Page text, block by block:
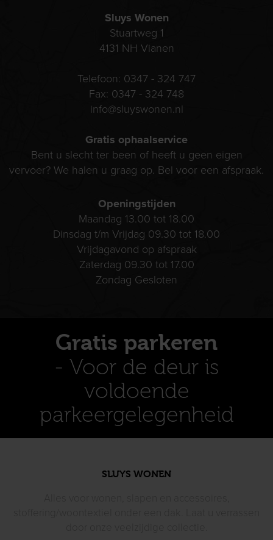
Sluys Wonen
Stuartweg 1
4131 NH Vianen
Telefoon: 0347 - 324 747
Fax: 0347 - 324 748
info@sluyswonen.nl
Gratis ophaalservice
Bent u slecht ter been of heeft u geen eigen
vervoer? We halen u graag op. Bel voor een afspraak.
Openingstijden
Maandag 13.00 tot 18.00
Dinsdag t/m Vrijdag 09.30 tot 18.00
Vrijdagavond op afspraak
Zaterdag 09.30 tot 17.00
Zondag Gesloten
Gratis parkeren
- Voor de deur is
voldoende
parkeergelegenheid
SLUYS WONEN